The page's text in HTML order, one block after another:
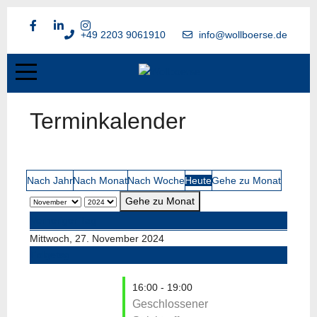
+49 2203 9061910 info@wollboerse.de
Terminkalender
Nach JahrNach MonatNach WocheHeuteGehe zu Monat
Gehe zu Monat
Mittwoch, 27. November 2024
16:00 - 19:00
Geschlossener